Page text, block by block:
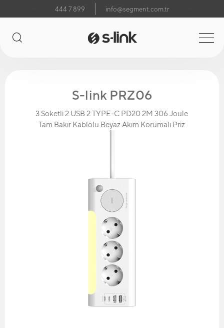
444 7 899 info@segment.com.tr
S-link PRZ06
3 Soketli 2 USB 2 TYPE-C PD20 2M 306 Joule
Tam Bakır Kablolu Beyaz Akım Korumalı Priz